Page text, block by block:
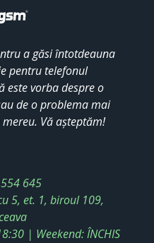
a găsi întotdeauna
pentru telefonul
este vorba despre o
de o problema mai
Vă așteptăm!
645
5, et. 1, biroul 109,
| Weekend: ÎNCHIS